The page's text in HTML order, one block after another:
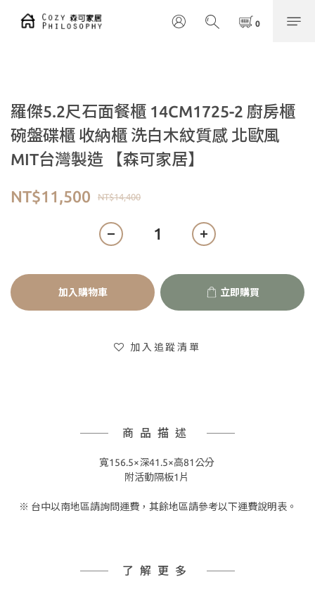
羅傑5.2尺石面餐櫃 14CM1725-2 廚房櫃
碗盤碟櫃 收納櫃 洗白木紋質感 北歐風
MIT台灣製造 【森可家居】
NT$14,400
NT$11,500
加入購物車 立即購買
加入追蹤清單
商品描述
寬156.5×深41.5×高81公分
附活動隔板1片
※ 台中以南地區請詢問運費，其餘地區請參考以下運費說明表。
了解更多